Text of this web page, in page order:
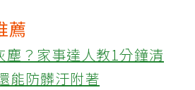
薦
塵？家事達人教1分鐘清
能防髒汙附著